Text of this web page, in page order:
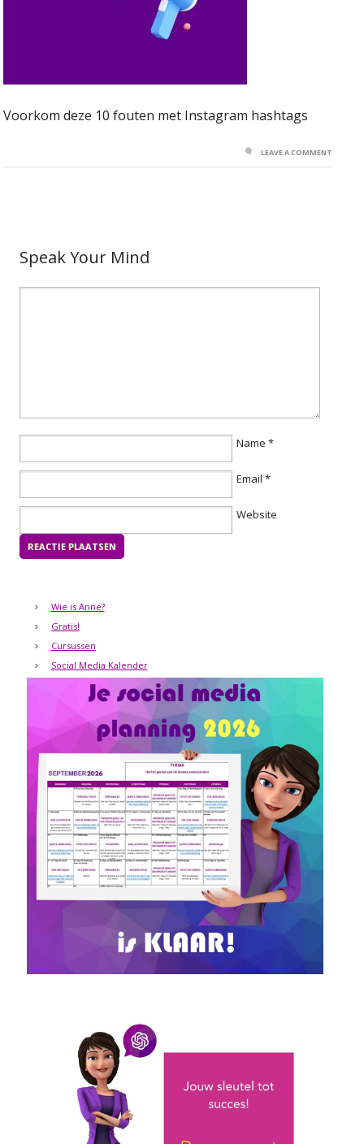
Voorkom deze 10 fouten met Instagram hashtags
LEAVE A COMMENT
Speak Your Mind
Name *
Email *
Website
Wie is Anne?
Gratis!
Cursussen
Social Media Kalender